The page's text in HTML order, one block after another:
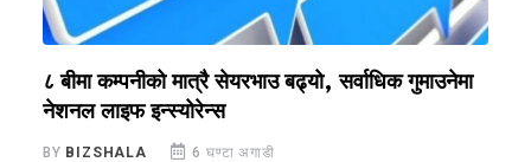
८ बीमा कम्पनीको मात्रै सेयरभाउ बढ्यो, सर्वाधिक गुमाउनेमा
नेशनल लाइफ इन्स्योरेन्स
BY BIZSHALA 6 घण्टा अगाडी